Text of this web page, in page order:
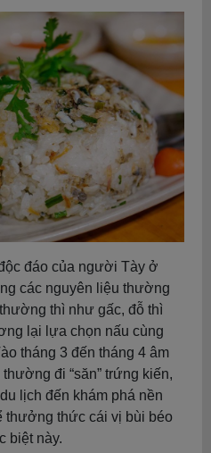
đáo của người Tày ở
các nguyên liệu thường
thì như gấc, đỗ thì
lại lựa chọn nấu cùng
tháng 3 đến tháng 4 âm
đi “săn” trứng kiến,
lịch đến khám phá nền
thưởng thức cái vị bùi béo
biệt này.